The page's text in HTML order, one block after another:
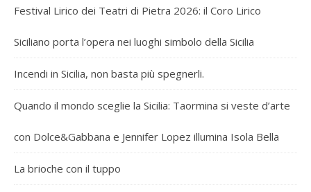
Festival Lirico dei Teatri di Pietra 2026: il Coro Lirico
Siciliano porta l’opera nei luoghi simbolo della Sicilia
Incendi in Sicilia, non basta più spegnerli.
Quando il mondo sceglie la Sicilia: Taormina si veste d’arte
con Dolce&Gabbana e Jennifer Lopez illumina Isola Bella
La brioche con il tuppo